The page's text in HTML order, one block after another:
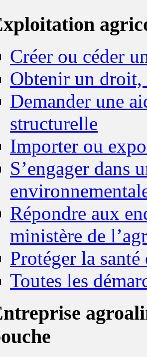
Créer ou céder
Obtenir un droit,
Demander une
structurelle
Importer ou
S’engager dans
Répondre aux
ministère de
Protéger la
Toutes les